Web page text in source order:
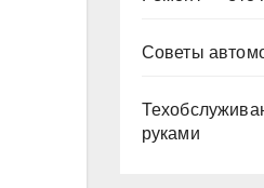
Советы
руками